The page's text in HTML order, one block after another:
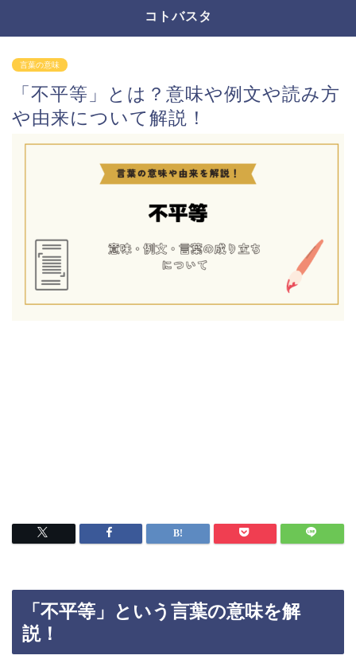
コトバスタ
言葉の意味
「不平等」とは？意味や例文や読み方
や由来について解説！
「不平等」という言葉の意味を解
説！